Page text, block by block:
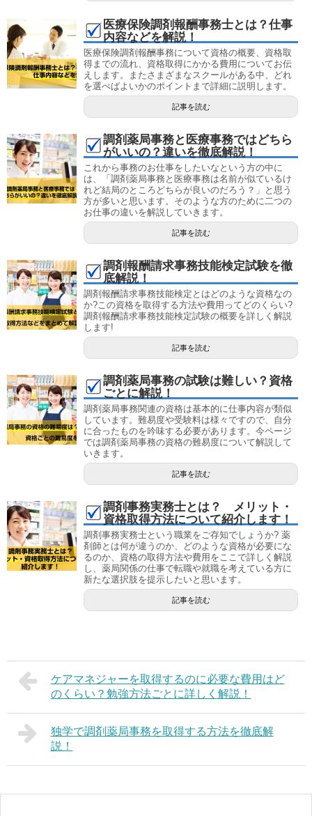
医療保険調剤報酬事務士とは？仕事
内容などを解説！
医療保険調剤報酬事務について資格の概要、資格取
得までの流れ、資格取得にかかる費用についてお伝
えします。またさまざまなスクールがある中、どれ
を選べばよいかのポイントまで詳細に説明します。
記事を読む
調剤薬局事務と医療事務ではどちら
がいいの？違いを徹底解説！
これから事務のお仕事をしたいなという方の中に
は、「調剤薬局事務と医療事務は名前が似ているけ
れど結局のところどちらが良いのだろう？」と思う
方が多いと思います。そのような方のために二つの
お仕事の違いを解説していきます。
記事を読む
調剤報酬請求事務技能検定試験を徹
底解説！
調剤報酬請求事務技能検定とはどのような資格なの
か?この資格を取得する方法や費用ってどのくらい?
調剤報酬請求事務技能検定試験の概要を詳しく解説
します!
記事を読む
調剤薬局事務の試験は難しい？資格
ごとに解説！
調剤薬局事務関連の資格は基本的に仕事内容が類似
しています。難易度や受験料は様々ですので、自分
に合ったものを吟味する必要があります。今ページ
では調剤薬局事務の資格の難易度について解説して
いきます。
記事を読む
調剤事務実務士とは？ メリット・
資格取得方法について紹介します！
調剤事務実務士という職業をご存知でしょうか? 薬
剤師とは何が違うのか、どのような資格が必要にな
るのか、資格の取得方法や費用をここで詳しく解説
し、薬局関係の仕事で転職や就職を考えている方に
新たな選択肢を提示したいと思います。
記事を読む
ケアマネジャーを取得するのに必要な費用はど
のくらい？勉強方法ごとに詳しく解説！
独学で調剤薬局事務を取得する方法を徹底解
説！